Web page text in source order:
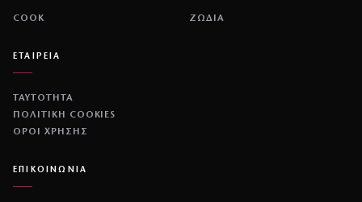
COOK ΖΩΔΙΑ
ΕΤΑΙΡΕΙΑ
ΤΑΥΤΟΤΗΤΑ
ΠΟΛΙΤΙΚΉ COOKIES
ΌΡΟΙ ΧΡΉΣΗΣ
ΕΠΙΚΟΙΝΩΝΙΑ